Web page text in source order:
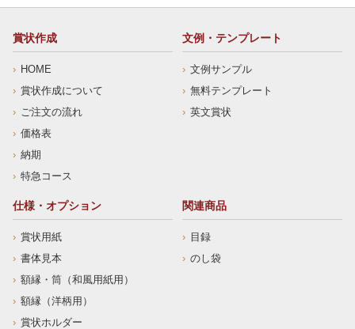
賞状作成
HOME
賞状作成について
ご注文の流れ
価格表
納期
特急コース
文例・テンプレート
文例サンプル
無料テンプレート
英文賞状
仕様・オプション
賞状用紙
書体見本
額縁・筒（和風用紙用）
額縁（洋柄用）
賞状ホルダー
関連商品
目録
のし袋